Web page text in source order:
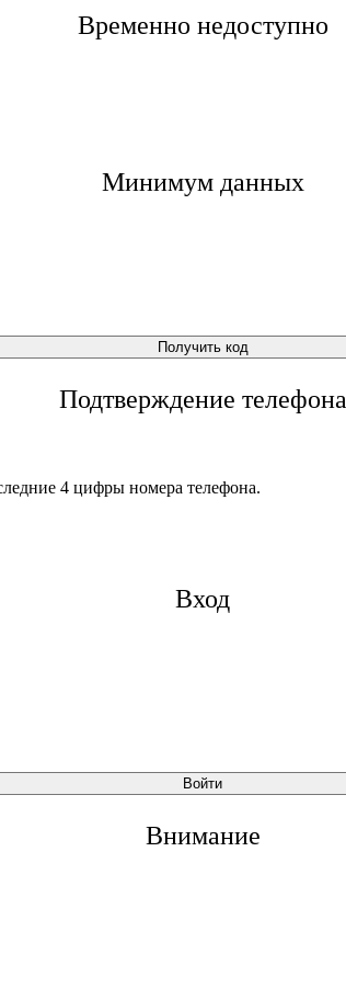
Временно недоступно
Минимум данных
Получить код
Подтверждение телефона
4 цифры номера телефона.
Вход
Войти
Внимание